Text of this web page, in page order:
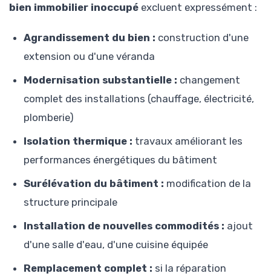
bien immobilier inoccupé excluent expressément :
Agrandissement du bien : construction d'une
extension ou d'une véranda
Modernisation substantielle : changement
complet des installations (chauffage, électricité,
plomberie)
Isolation thermique : travaux améliorant les
performances énergétiques du bâtiment
Surélévation du bâtiment : modification de la
structure principale
Installation de nouvelles commodités : ajout
d'une salle d'eau, d'une cuisine équipée
Remplacement complet : si la réparation